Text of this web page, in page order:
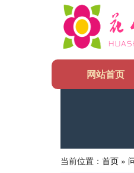
网站首页
当前位置： 首页 »